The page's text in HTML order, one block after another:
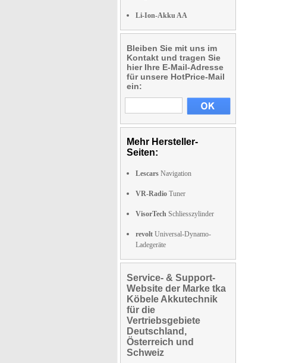
Li-Ion-Akku AA
Bleiben Sie mit uns im
Kontakt und tragen Sie
hier Ihre E-Mail-Adresse
für unsere HotPrice-Mail
ein:
Mehr Hersteller-
Seiten:
Lescars Navigation
VR-Radio Tuner
VisorTech Schliesszylinder
revolt Universal-Dynamo-
Ladegeräte
Service- & Support-
Website der Marke tka
Köbele Akkutechnik
für die
Vertriebsgebiete
Deutschland,
Österreich und
Schweiz